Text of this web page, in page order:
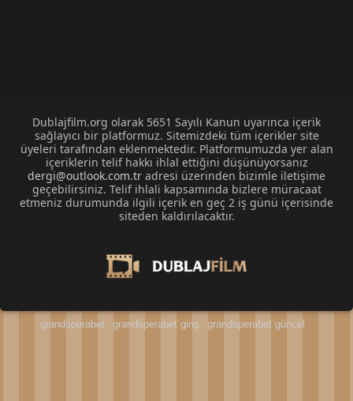
Dublajfilm.org olarak 5651 Sayılı Kanun uyarınca içerik
sağlayıcı bir platformuz. Sitemizdeki tüm içerikler site
üyeleri tarafından eklenmektedir. Platformumuzda yer alan
içeriklerin telif hakkı ihlal ettiğini düşünüyorsanız
dergi@outlook.com.tr adresi üzerinden bizimle iletişime
geçebilirsiniz. Telif ihlali kapsamında bizlere müracaat
etmeniz durumunda ilgili içerik en geç 2 iş günü içerisinde
siteden kaldırılacaktır.
grandoperabet grandoperabet giriş grandoperabet güncel